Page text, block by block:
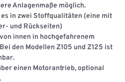
Anlagenmaße möglich.
in zwei Stoffqualitäten (eine mit
und Rückseiten)
innen in hochgefahrenem
den Modellen Z105 und Z125 ist
einen Motorantrieb, optional